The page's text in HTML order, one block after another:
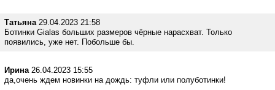
Татьяна 29.04.2023 21:58
Ботинки Gialas больших размеров чёрные нарасхват. Только
появились, уже нет. Побольше бы.
Ирина26.04.2023 15:55
да,очень ждем новинки на дождь: туфли или полуботинки!